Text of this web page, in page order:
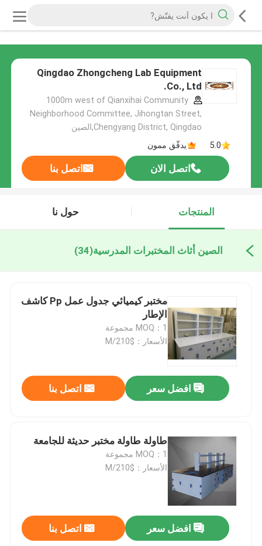
Qingdao Zhongcheng Lab Equipment
Co., Ltd.
1000m west of Qianxihai Community
Neighborhood Committee, Jihongtan Street,
Chengyang District, Qingdao,الصين
5.0
يدقّق ممون
اتصل الان اتصل بنا
المنتجات حول نا
الصين أثاث المختبرات المدرسية(34)
مختبر كيميائي جدول عمل Pp كاشف
الإطار
MOQ：1 مجموعة
الأسعار：$210/M
افضل سعر اتصل بنا
طاولة طاولة مختبر حديثة للجامعة
MOQ：1 مجموعة
الأسعار：$210/M
افضل سعر اتصل بنا